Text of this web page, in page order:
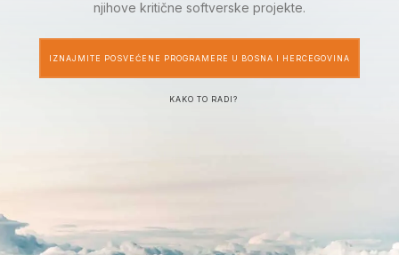
njihove kritične softverske projekte.
IZNAJMITE POSVEĆENE PROGRAMERE U BOSNA I HERCEGOVINA
KAKO TO RADI?